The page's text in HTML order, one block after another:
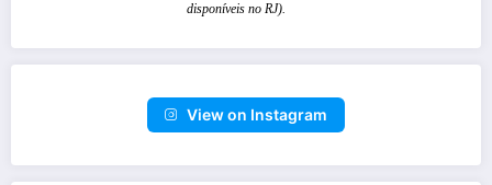
disponíveis no RJ).
View on Instagram